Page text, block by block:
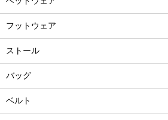
フットウェア
ストール
バッグ
ベルト